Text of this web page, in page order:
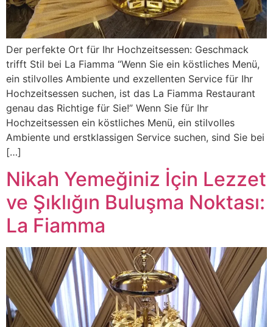
Der perfekte Ort für Ihr Hochzeitsessen: Geschmack
trifft Stil bei La Fiamma “Wenn Sie ein köstliches Menü,
ein stilvolles Ambiente und exzellenten Service für Ihr
Hochzeitsessen suchen, ist das La Fiamma Restaurant
genau das Richtige für Sie!” Wenn Sie für Ihr
Hochzeitsessen ein köstliches Menü, ein stilvolles
Ambiente und erstklassigen Service suchen, sind Sie bei
[…]
Nikah Yemeğiniz İçin Lezzet
ve Şıklığın Buluşma Noktası:
La Fiamma